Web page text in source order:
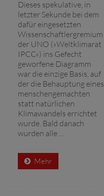
Dieses spekulative, in
letzter Sekunde bei dem
dafür eingesetzten
Wissenschaftlergremium
der UNO (»Weltklimarat
IPCC«) ins Gefecht
geworfene Diagramm
war die einzige Basis, auf
der die Behauptung eines
menschengemachten
statt natürlichen
Klimawandels errichtet
wurde. Bald danach
wurden alle ...
Mehr